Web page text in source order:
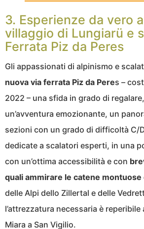
3. Esperienze da vero
villaggio di Lungiarü e
Ferrata Piz da Peres
Gli appassionati di alpinismo e
nuova via ferrata Piz da Peres –
2022 – una sfida in grado di
un’avventura emozionante, un
sezioni con un grado di difficoltà C/
dedicate a scalatori esperti, in una
con un’ottima accessibilità e con
quali ammirare le catene montuose
delle Alpi dello Zillertal e delle
l’attrezzatura necessaria è
Miara a San Vigilio.